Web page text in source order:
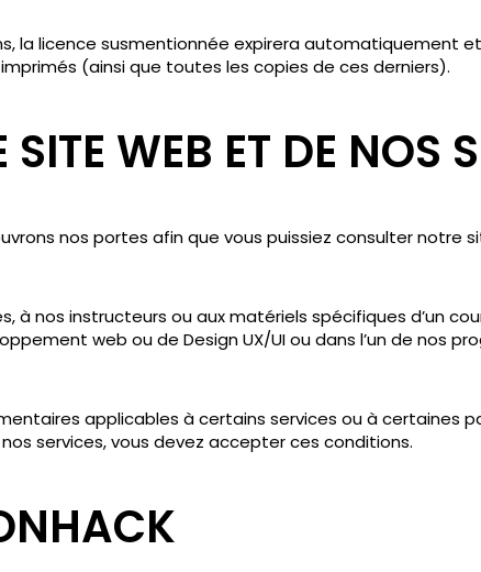
la licence susmentionnée expirera automatiquement
(ainsi que toutes les copies de ces derniers).
WEB ET DE NOS
nos portes afin que vous puissiez consulter notre
à nos instructeurs ou aux matériels spécifiques d’un
web ou de Design UX/UI ou dans l’un de nos
applicables à certains services ou à certaines
services, vous devez accepter ces conditions.